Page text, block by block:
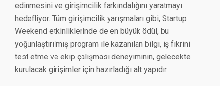
edinmesini ve girişimcilik farkındalığını yaratmayı
hedefliyor. Tüm girişimcilik yarışmaları gibi, Startup
Weekend etkinliklerinde de en büyük ödül, bu
yoğunlaştırılmış program ile kazanılan bilgi, iş fikrini
test etme ve ekip çalışması deneyiminin, gelecekte
kurulacak girişimler için hazırladığı alt yapıdır.